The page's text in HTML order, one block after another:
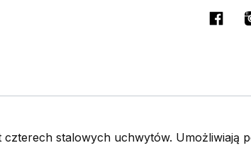
stalowych uchwytów. Umożliwiają